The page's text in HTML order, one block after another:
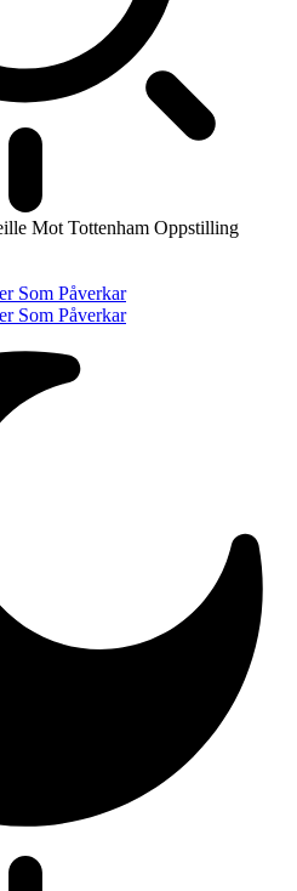
Mot Tottenham Oppstilling